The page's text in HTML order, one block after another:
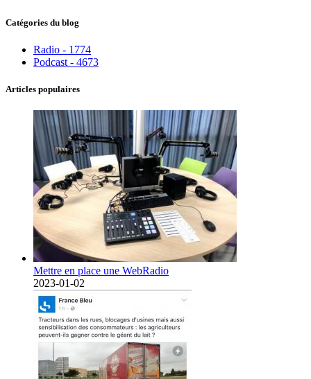
Catégories du blog
Radio - 1774
Podcast - 4673
Articles populaires
Mettre en place une WebRadio
2023-01-02